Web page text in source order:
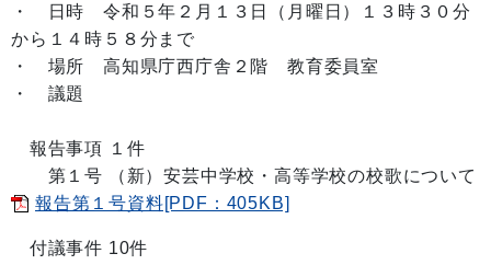
・ 日時 令和５年２月１３日 （月曜日）１３ 時３０分
から１４ 時５８ 分まで
・ 場所 高知県庁西庁舎２階 教育委員室
・ 議題
報告事項 １件
第１号 （新）安芸中学校・高等学校の校歌について
報告第１号資料[PDF：405KB]
付議事件 10件